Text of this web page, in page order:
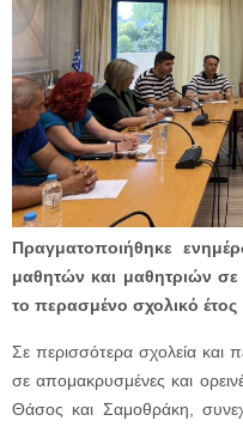
Πραγματοποιήθηκε
μαθητών και μαθητριών σε
το περασμένο σχολικό έτος
Σε περισσότερα σχολεία και
σε απομακρυσμένες και
Θάσος και Σαμοθράκη,